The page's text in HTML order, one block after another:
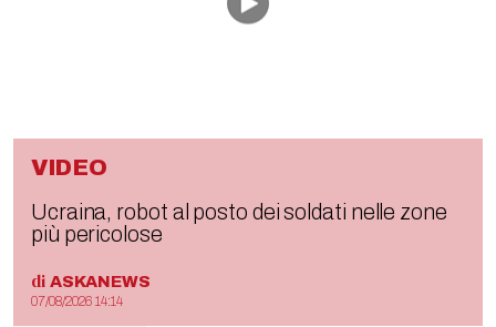
VIDEO
Ucraina, robot al posto dei soldati nelle zone
più pericolose
di ASKANEWS
07/08/2026 14:14